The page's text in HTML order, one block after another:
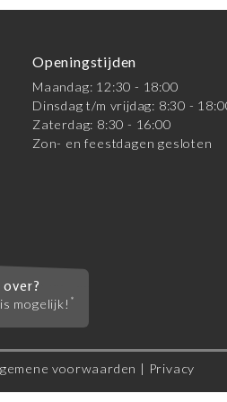
Openingstijden
Maandag: 12:30 - 18:00
Dinsdag t/m vrijdag: 8:30 -
Zaterdag: 8:30 - 16:00
Zon- en feestdagen gesloten
mogelijk! *
voorwaarden | Privacy